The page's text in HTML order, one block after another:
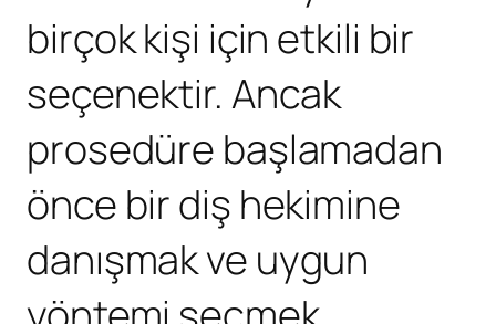
birçok kişi için etkili bir
seçenektir. Ancak
prosedüre başlamadan
önce bir diş hekimine
danışmak ve uygun